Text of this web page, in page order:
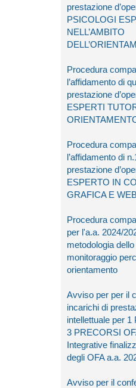
prestazione
PSICOLOGI
NELL’AMBITO
Procedura
l’affidamento di
prestazione
ESPERTI
Procedura
l’affidamento di
prestazione
ESPERTO IN
GRAFICA E
Procedura
per l'a.a. 2024/
metodologia
monitoraggio
orientamento
Avviso per per il
incarichi di
intellettuale per
3 PRECORSI
Integrative
degli OFA a.a.
Avviso per il